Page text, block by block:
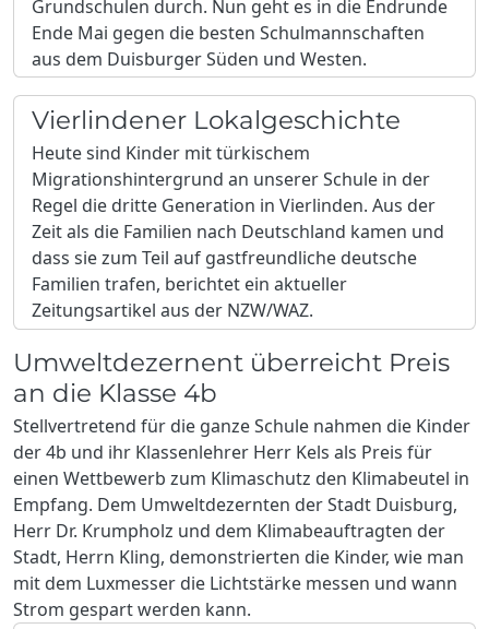
Grundschulen durch. Nun geht es in die Endrunde
Ende Mai gegen die besten Schulmannschaften
aus dem Duisburger Süden und Westen.
Vierlindener Lokalgeschichte
Heute sind Kinder mit türkischem
Migrationshintergrund an unserer Schule in der
Regel die dritte Generation in Vierlinden. Aus der
Zeit als die Familien nach Deutschland kamen und
dass sie zum Teil auf gastfreundliche deutsche
Familien trafen, berichtet ein aktueller
Zeitungsartikel aus der NZW/WAZ.
Umweltdezernent überreicht Preis
an die Klasse 4b
Stellvertretend für die ganze Schule nahmen die Kinder
der 4b und ihr Klassenlehrer Herr Kels als Preis für
einen Wettbewerb zum Klimaschutz den Klimabeutel in
Empfang. Dem Umweltdezernten der Stadt Duisburg,
Herr Dr. Krumpholz und dem Klimabeauftragten der
Stadt, Herrn Kling, demonstrierten die Kinder, wie man
mit dem Luxmesser die Lichtstärke messen und wann
Strom gespart werden kann.